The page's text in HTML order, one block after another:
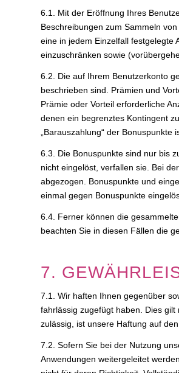
6.1. Mit der Eröffnung Ihres
Beschreibungen zum Sammeln
eine in jedem Einzelfall festgelegte
einzuschränken sowie
6.2. Die auf Ihrem Benutzerkonto
beschrieben sind. Prämien und
Prämie oder Vorteil erforderliche
denen ein begrenztes Kontingent
„Barauszahlung“ der Bonuspunkte
6.3. Die Bonuspunkte sind nur bis
nicht eingelöst, verfallen sie. Bei
abgezogen. Bonuspunkte und
einmal gegen Bonuspunkte
6.4. Ferner können die
beachten Sie in diesen Fällen die
7.
7.1. Wir haften Ihnen gegenüber
fahrlässig zugefügt haben. Dies
zulässig, ist unsere Haftung auf
7.2. Sofern Sie bei der Nutzung
Anwendungen weitergeleitet